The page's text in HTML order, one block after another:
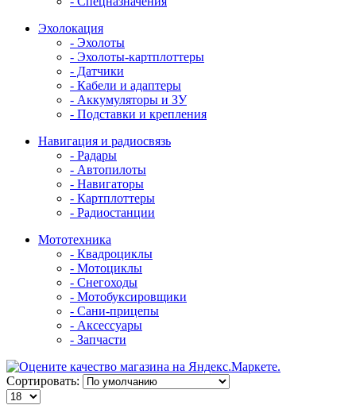
Эхолокация
- Эхолоты
- Эхолоты-картплоттеры
- Датчики
- Кабели и адаптеры
- Аккумуляторы и ЗУ
- Подставки и крепления
Навигация и радиосвязь
- Радары
- Автопилоты
- Навигаторы
- Картплоттеры
- Радиостанции
Мототехника
- Квадроциклы
- Мотоциклы
- Снегоходы
- Мотобуксировщики
- Сани-прицепы
- Аксессуары
- Запчасти
Сортировать: